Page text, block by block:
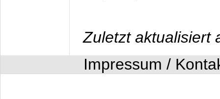
Zuletzt aktualisiert
Impressum /